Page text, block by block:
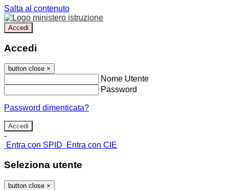
Salta al contenuto
Accedi
Accedi
button close ×
Nome Utente
Password
Password dimenticata?
-
Entra con SPID
Entra con CIE
Seleziona utente
button close ×